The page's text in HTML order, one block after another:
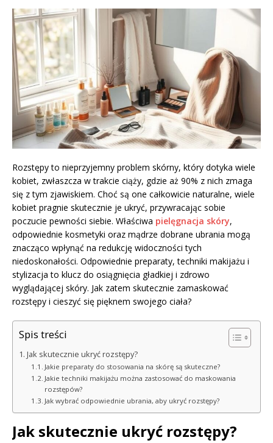
Rozstępy to nieprzyjemny problem skórny, który dotyka wiele
kobiet, zwłaszcza w trakcie ciąży, gdzie aż 90% z nich zmaga
się z tym zjawiskiem. Choć są one całkowicie naturalne, wiele
kobiet pragnie skutecznie je ukryć, przywracając sobie
poczucie pewności siebie. Właściwa pielęgnacja skóry,
odpowiednie kosmetyki oraz mądrze dobrane ubrania mogą
znacząco wpłynąć na redukcję widoczności tych
niedoskonałości. Odpowiednie preparaty, techniki makijażu i
stylizacja to klucz do osiągnięcia gładkiej i zdrowo
wyglądającej skóry. Jak zatem skutecznie zamaskować
rozstępy i cieszyć się pięknem swojego ciała?
Spis treści
Jak skutecznie ukryć rozstępy?
Jakie preparaty do stosowania na skórę są skuteczne?
Jakie techniki makijażu można zastosować do maskowania
rozstępów?
Jak wybrać odpowiednie ubrania, aby ukryć rozstępy?
Jak skutecznie ukryć rozstępy?